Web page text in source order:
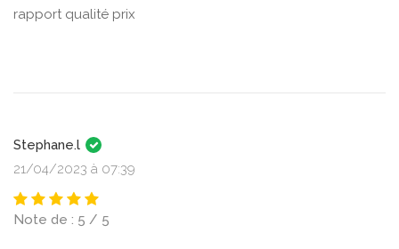
rapport qualité prix
Stephane.l
21/04/2023 à 07:39
Note de : 5 / 5